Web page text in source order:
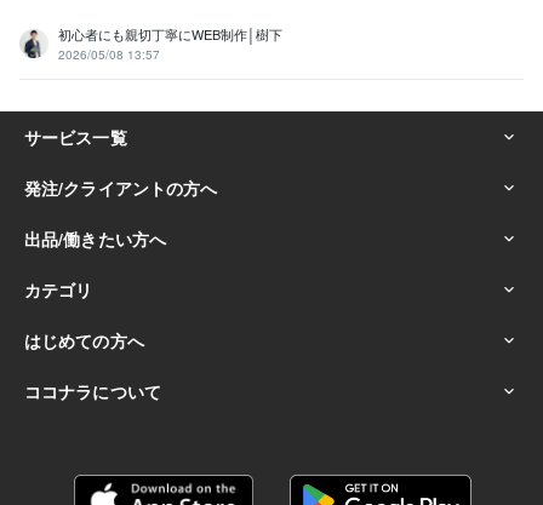
初心者にも親切丁寧にWEB制作│樹下
2026/05/08 13:57